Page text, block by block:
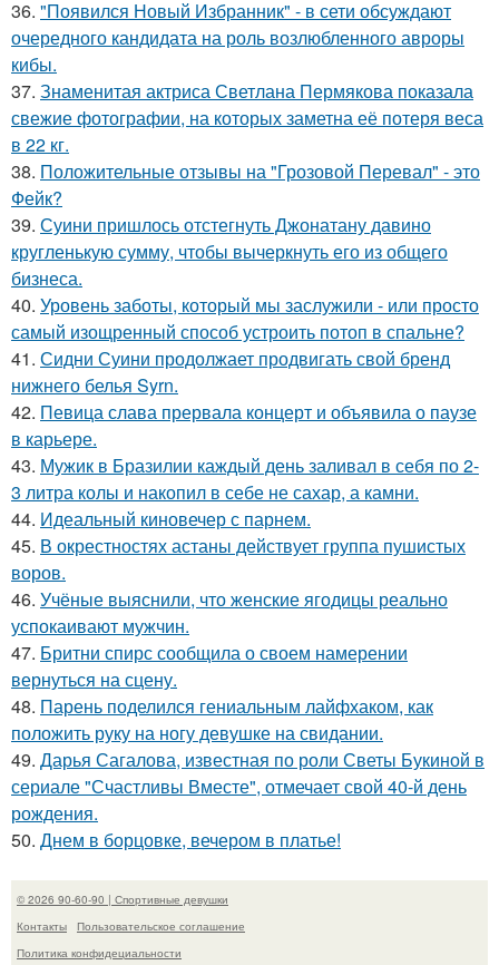
36. "Появился Новый Избранник" - в сети обсуждают
очередного кандидата на роль возлюбленного авроры
кибы.
37. Знаменитая актриса Светлана Пермякова показала
свежие фотографии, на которых заметна её потеря веса
в 22 кг.
38. Положительные отзывы на "Грозовой Перевал" - это
Фейк?
39. Суини пришлось отстегнуть Джонатану давино
кругленькую сумму, чтобы вычеркнуть его из общего
бизнеса.
40. Уровень заботы, который мы заслужили - или просто
самый изощренный способ устроить потоп в спальне?
41. Сидни Суини продолжает продвигать свой бренд
нижнего белья Syrn.
42. Певица слава прервала концерт и объявила о паузе
в карьере.
43. Мужик в Бразилии каждый день заливал в себя по 2-
3 литра колы и накопил в себе не сахар, а камни.
44. Идеальный киновечер с парнем.
45. В окрестностях астаны действует группа пушистых
воров.
46. Учёные выяснили, что женские ягодицы реально
успокаивают мужчин.
47. Бритни спирс сообщила о своем намерении
вернуться на сцену.
48. Парень поделился гениальным лайфхаком, как
положить руку на ногу девушке на свидании.
49. Дарья Сагалова, известная по роли Светы Букиной в
сериале "Счастливы Вместе", отмечает свой 40-й день
рождения.
50. Днем в борцовке, вечером в платье!
© 2026 90-60-90 | Спортивные девушки
Контакты
Пользовательское соглашение
Политика конфидециальности